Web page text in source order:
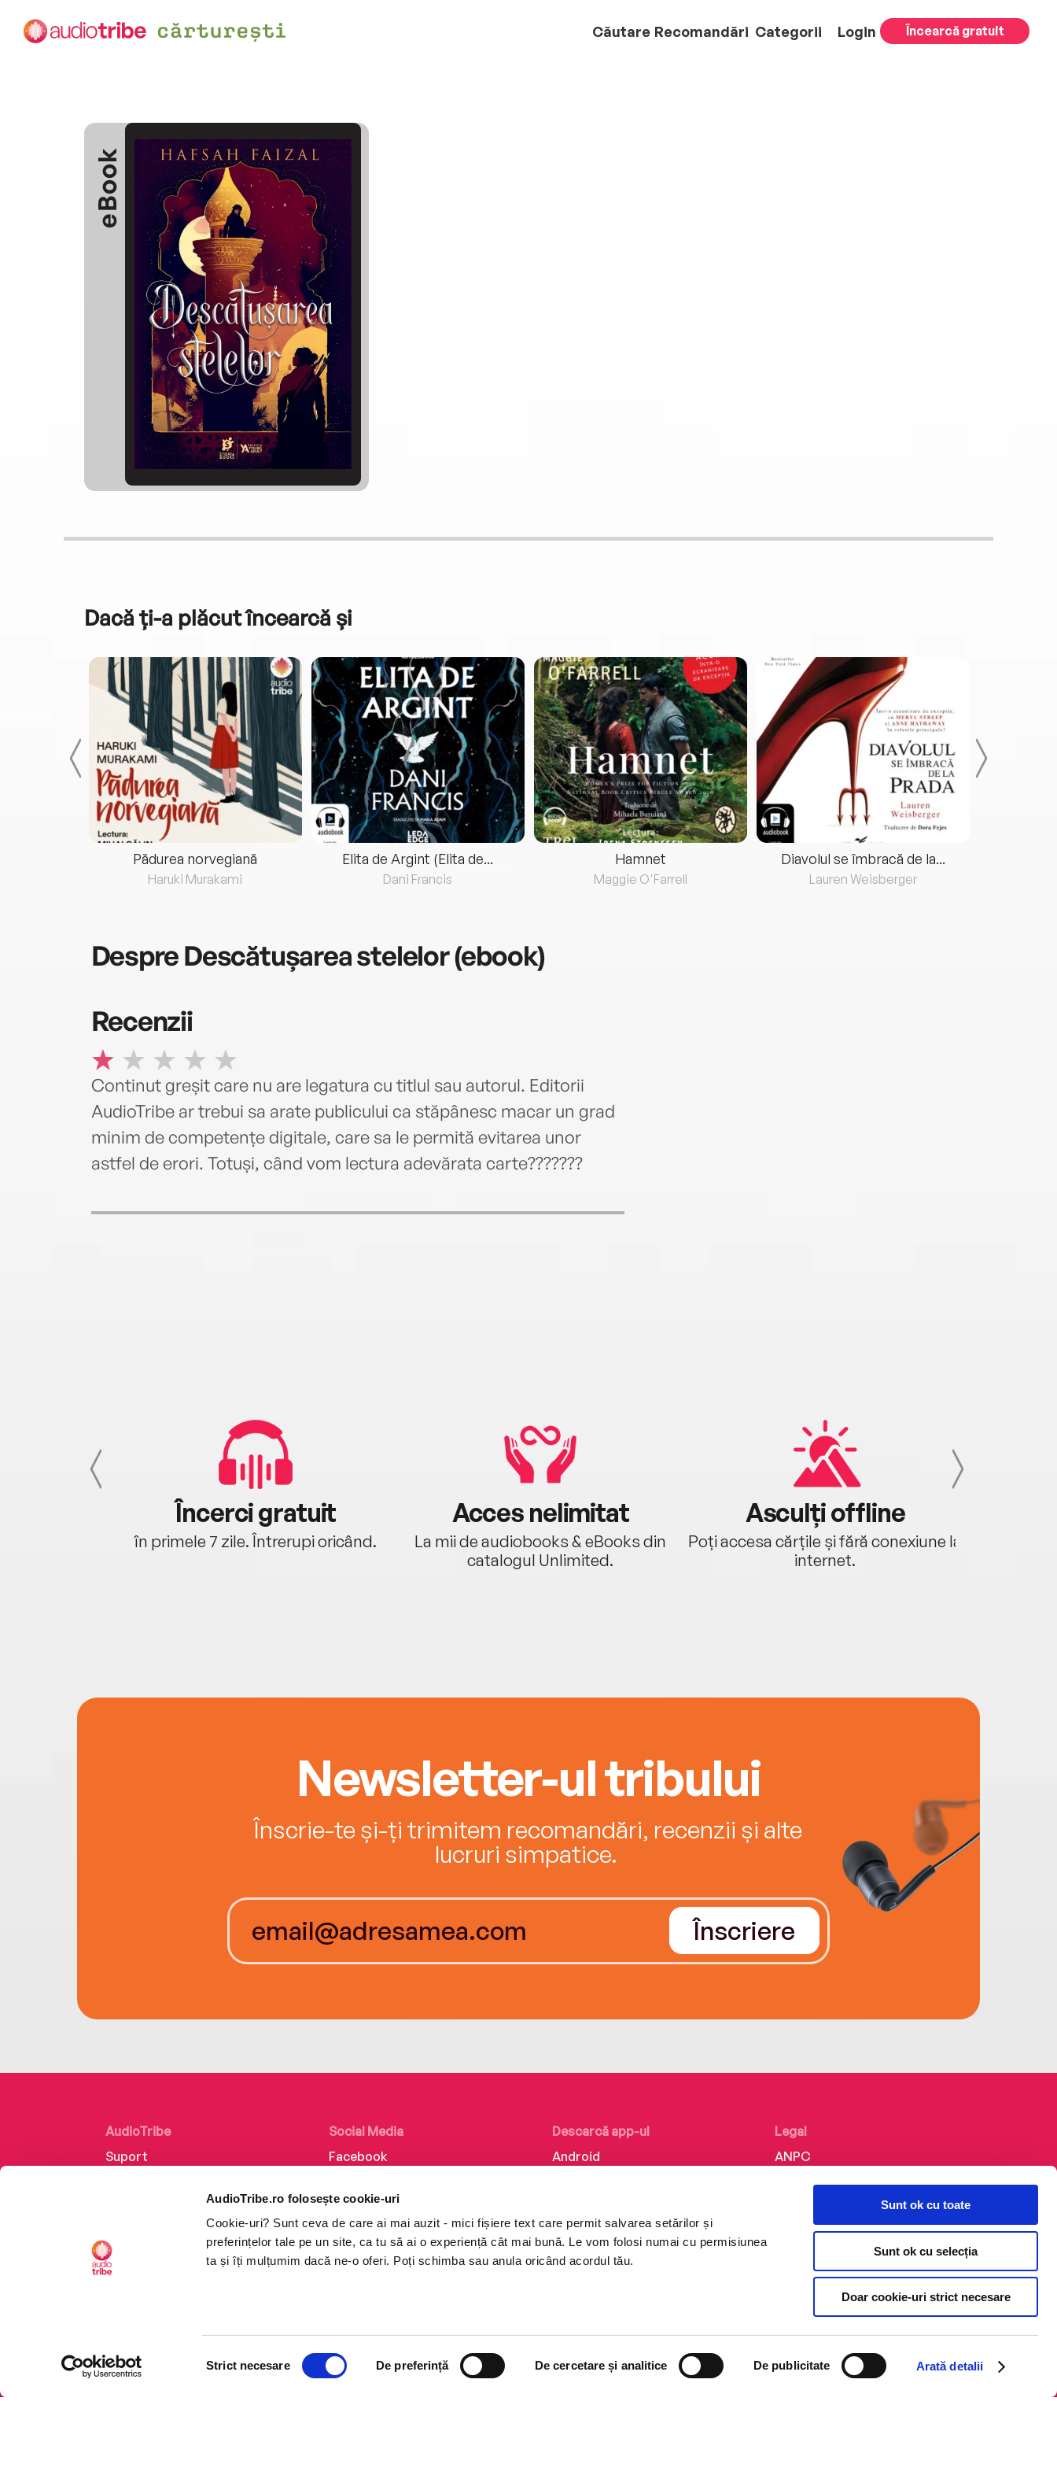
AudioTribe.ro folosește cookie-uri
Cookie-uri? Sunt ceva de care ai mai auzit - mici fișiere text care permit salvarea setărilor și
preferințelor tale pe un site, ca tu să ai o experiență cât mai bună. Le vom folosi numai cu permisiunea
ta și îți mulțumim dacă ne-o oferi. Poți schimba sau anula oricând acordul tău.
Strict necesare De preferință De cercetare și analitice De publicitate Arată detalii
Sunt ok cu toate
Sunt ok cu selecția
Doar cookie-uri strict necesare
Căutare Recomandări Categorii Login Încearcă gratuit
eBook
Dacă ți-a plăcut încearcă și
Pădurea norvegiană
Haruki Murakami
Elita de Argint (Elita de...
Dani Francis
Hamnet
Maggie O'Farrell
Diavolul se îmbracă de la...
Lauren Weisberger
DespreDescătușarea stelelor (ebook)
Recenzii
Continut greșit care nu are legatura cu titlul sau autorul. Editorii
AudioTribe ar trebui sa arate publicului ca stăpânesc macar un grad
minim de competențe digitale, care sa le permită evitarea unor
astfel de erori. Totuși, când vom lectura adevărata carte???????
Încerci gratuit
în primele 7 zile. Întrerupi oricând.
Acces nelimitat
La mii de audiobooks & eBooks din
catalogul Unlimited.
Asculți offline
Poți accesa cărțile și fără conexiune la
internet.
Newsletter-ul tribului
Înscrie-te și-ți trimitem recomandări, recenzii și alte
lucruri simpatice.
Înscriere
AudioTribe
Suport
Retragere din comandă
Social Media
Facebook
Instagram
TikTok
Descarcă app-ul
Android
Legal
ANPC
Politica de confidențialitate
Termeni și condiții